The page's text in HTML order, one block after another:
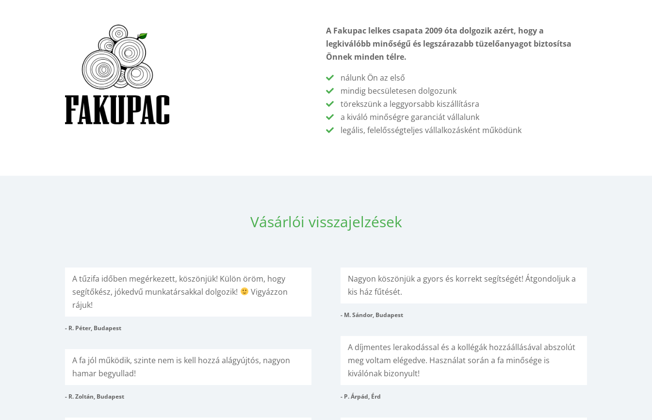
A Fakupac lelkes csapata 2009 óta dolgozik azért, hogy a
legkiválóbb minőségű és legszárazabb tüzelőanyagot biztosítsa
Önnek minden télre.
nálunk Ön az első
mindig becsületesen dolgozunk
törekszünk a leggyorsabb kiszállításra
a kiváló minőségre garanciát vállalunk
legális, felelősségteljes vállalkozásként működünk
Vásárlói visszajelzések
A tűzifa időben megérkezett, köszönjük! Külön öröm, hogy
segítőkész, jókedvű munkatársakkal dolgozik!
Vigyázzon
rájuk!
- R. Péter, Budapest
A fa jól működik, szinte nem is kell hozzá alágyújtós, nagyon
hamar begyullad!
- R. Zoltán, Budapest
Nagyon köszönjük a gyors és korrekt segítségét! Átgondoljuk a
kis ház fűtését.
- M. Sándor, Budapest
A díjmentes lerakodással és a kollégák hozzáállásával abszolút
meg voltam elégedve. Használat során a fa minősége is
kiválónak bizonyult!
- P. Árpád, Érd